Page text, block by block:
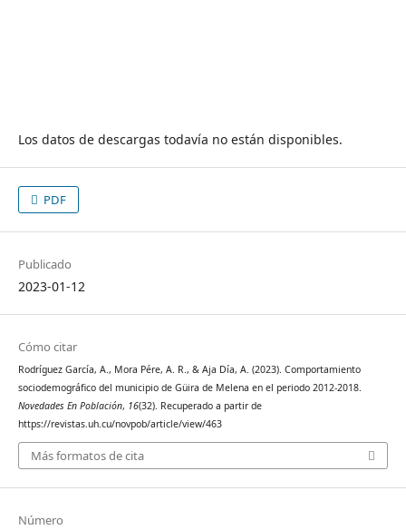
Los datos de descargas todavía no están disponibles.
PDF
Publicado
2023-01-12
Cómo citar
Rodríguez García, A., Mora Pére, A. R., & Aja Día, A. (2023). Comportamiento
sociodemográfico del municipio de Güira de Melena en el periodo 2012-2018.
Novedades En Población, 16(32). Recuperado a partir de
https://revistas.uh.cu/novpob/article/view/463
Más formatos de cita
Número